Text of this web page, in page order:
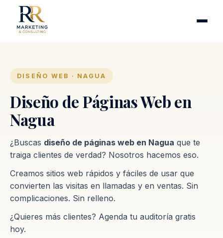
Industrias
Proceso
Contacto
DISEÑO WEB · NAGUA
Diseño de Páginas Web en
Nagua
¿Buscas diseño de páginas web en Nagua que te
traiga clientes de verdad? Nosotros hacemos eso.
Creamos sitios web rápidos y fáciles de usar que
convierten las visitas en llamadas y en ventas. Sin
complicaciones. Sin relleno.
¿Quieres más clientes? Agenda tu auditoría gratis
hoy.